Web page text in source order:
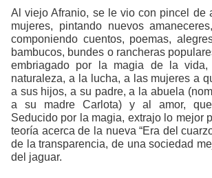
Al viejo Afranio, se le vio con pincel de
mujeres, pintando nuevos
componiendo cuentos, poemas,
bambucos, bundes o rancheras
embriagado por la magia de la
naturaleza, a la lucha, a las mujeres a
a sus hijos, a su padre, a la abuela
a su madre Carlota) y al amor,
Seducido por la magia, extrajo lo mejor
teoría acerca de la nueva “Era del
de la transparencia, de una sociedad
del jaguar.